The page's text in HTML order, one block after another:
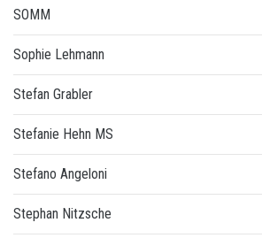
SOMM
Sophie Lehmann
Stefan Grabler
Stefanie Hehn MS
Stefano Angeloni
Stephan Nitzsche